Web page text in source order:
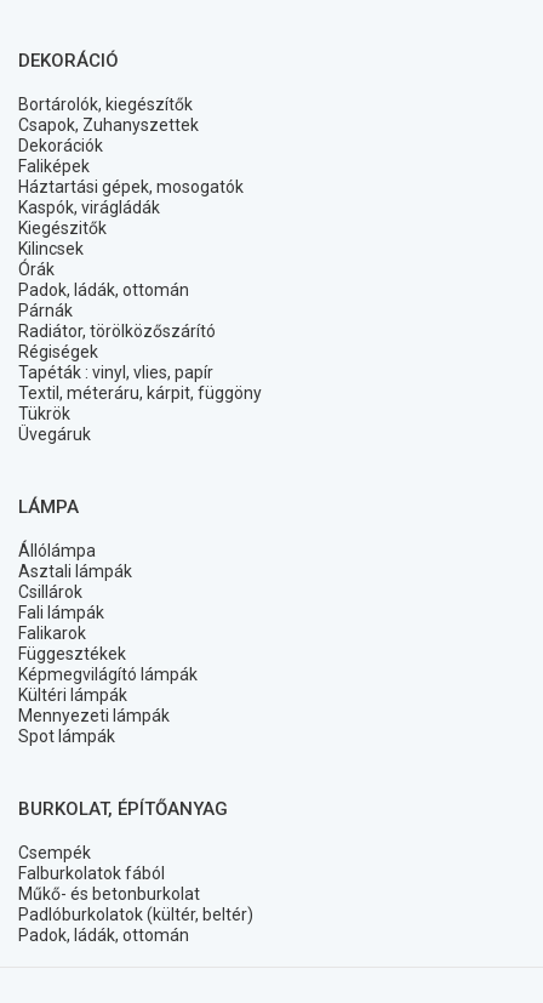
DEKORÁCIÓ
Bortárolók, kiegészítők
Csapok, Zuhanyszettek
Dekorációk
Faliképek
Háztartási gépek, mosogatók
Kaspók, virágládák
Kiegészitők
Kilincsek
Órák
Padok, ládák, ottomán
Párnák
Radiátor, törölközőszárító
Régiségek
Tapéták : vinyl, vlies, papír
Textil, méteráru, kárpit, függöny
Tükrök
Üvegáruk
LÁMPA
Állólámpa
Asztali lámpák
Csillárok
Fali lámpák
Falikarok
Függesztékek
Képmegvilágító lámpák
Kültéri lámpák
Mennyezeti lámpák
Spot lámpák
BURKOLAT, ÉPÍTŐANYAG
Csempék
Falburkolatok fából
Műkő- és betonburkolat
Padlóburkolatok (kültér, beltér)
Padok, ládák, ottomán